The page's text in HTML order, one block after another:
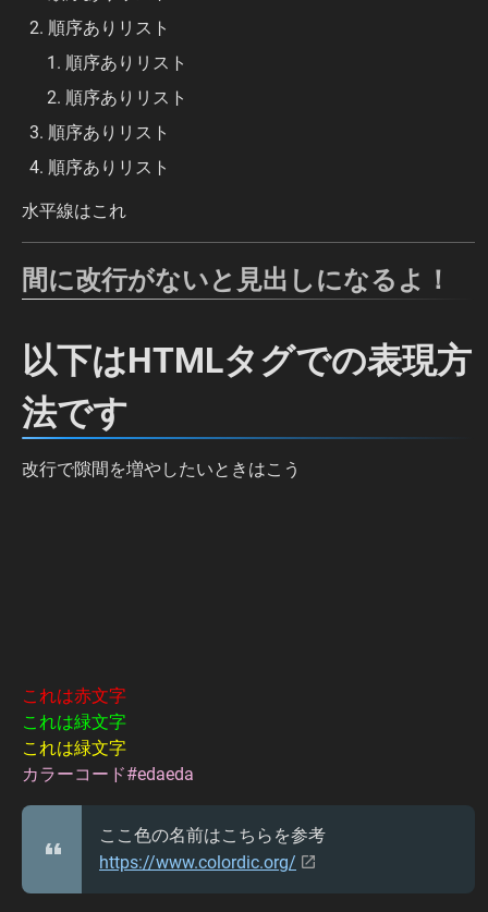
順序ありリスト
順序ありリスト
順序ありリスト
順序ありリスト
順序ありリスト
水平線はこれ
間に改行がないと見出しになるよ！
以下はHTMLタグでの表現方
法です
改行で隙間を増やしたいときはこう
これは赤文字
これは緑文字
これは緑文字
カラーコード#edaeda
ここ色の名前はこちらを参考
https://www.colordic.org/